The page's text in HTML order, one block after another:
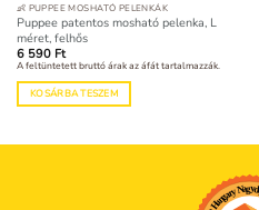
👶 PUPPEE MOSHATÓ PELENKÁK
Puppee patentos mosható pelenka, L
méret, felhős
6 590 Ft
A feltüntetett bruttó árak az áfát tartalmazzák.
KOSÁRBA TESZEM